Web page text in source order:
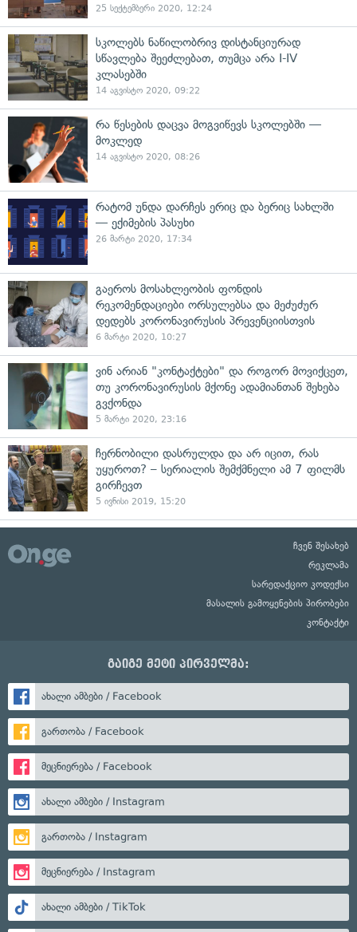
25 სექტემბერი 2020, 12:24
სკოლებს ნაწილობრივ დისტანციურად
სწავლება შეეძლებათ, თუმცა არა I-IV
კლასებში
14 აგვისტო 2020, 09:22
რა წესების დაცვა მოგვიწევს სკოლებში —
მოკლედ
14 აგვისტო 2020, 08:26
რატომ უნდა დარჩეს ერიც და ბერიც სახლში
— ექიმების პასუხი
26 მარტი 2020, 17:34
გაეროს მოსახლეობის ფონდის
რეკომენდაციები ორსულებსა და მეძუძურ
დედებს კორონავირუსის პრევენციისთვის
6 მარტი 2020, 10:27
ვინ არიან "კონტაქტები" და როგორ მოვიქცეთ,
თუ კორონავირუსის მქონე ადამიანთან შეხება
გვქონდა
5 მარტი 2020, 23:16
ჩერნობილი დასრულდა და არ იცით, რას
უყუროთ? – სერიალის შემქმნელი ამ 7 ფილმს
გირჩევთ
5 ივნისი 2019, 15:20
ჩვენ შესახებ
რეკლამა
სარედაქციო კოდექსი
მასალის გამოყენების პირობები
კონტაქტი
გაიგე მეტი პირველმა:
ახალი ამბები / Facebook
გართობა / Facebook
მეცნიერება / Facebook
ახალი ამბები / Instagram
გართობა / Instagram
მეცნიერება / Instagram
ახალი ამბები / TikTok